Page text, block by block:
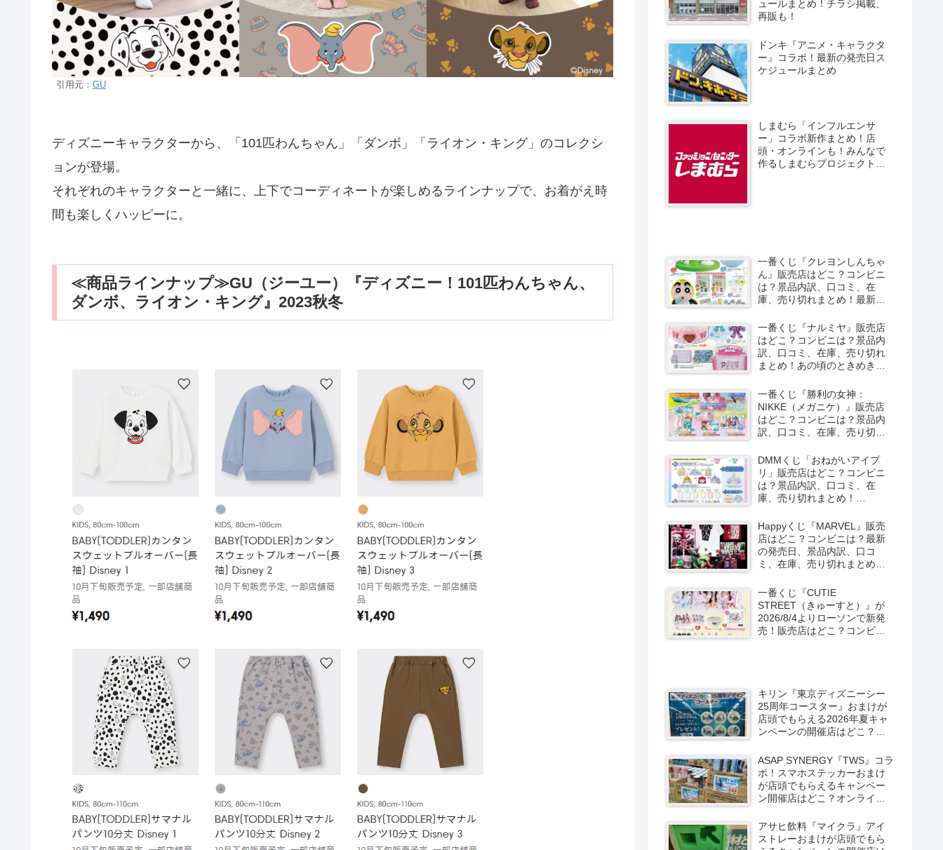
引用元： GU
ディズニーキャラクターから、「101匹わんちゃん」「ダンボ」「ライオン・キング」のコレクシ
ョンが登場。
それぞれのキャラクターと一緒に、上下でコーディネートが楽しめるラインナップで、お着がえ時
間も楽しくハッピーに。
≪商品ラインナップ≫GU（ジーユー）『ディズニー！101匹わんちゃん、
ダンボ、ライオン・キング』2023秋冬
ュールまとめ！チラシ掲載、
再販も！
ドンキ『アニメ・キャラクタ
ー』コラボ！最新の発売日ス
ケジュールまとめ
しまむら「インフルエンサ
ー」コラボ新作まとめ！店
頭・オンラインも！みんなで
作るしまむらプロジェクト！
一番くじ『クレヨンしんちゃ
ん』販売店はどこ？コンビニ
は？景品内訳、口コミ、在
庫、売り切れまとめ！最新は
2026/8/8より新発売！
一番くじ『ナルミヤ』販売店
はどこ？コンビニは？景品内
訳、口コミ、在庫、売り切れ
まとめ！あの頃のときめきメ
ミマで新発売！しまむら系列
のアベイルも！
一番くじ『勝利の女神：
NIKKE（メガニケ）』販売店
はどこ？コンビニは？景品内
訳、口コミ、在庫、売り切れ
CHAPTER8（第8弾）が
2026/8/8より新発売！
DMMくじ「おねがいアイプ
リ」販売店はどこ？コンビニ
は？景品内訳、口コミ、在
庫、売り切れまとめ！
新発売！
Happyくじ『MARVEL』販売
店はどこ？コンビニは？最新
の発売日、景品内訳、口コ
ミ、在庫、売り切れまとめ！
ニュー・デイが2026/8/7より
ローソン、ファミマなどで新
発売！
一番くじ『CUTIE
STREET（きゅーすと）』が
2026/8/4よりローソンで新発
売！販売店はどこ？コンビニ
キリン『東京ディズニーシー
25周年コースター』おまけが
店頭でもらえる2026年夏キャ
ンペーンの開催店はどこ？全6
ド、チップとデールなども！
ASAP SYNERGY『TWS』コラ
ボ！スマホステッカーおまけ
が店頭でもらえるキャンペー
ン開催店はどこ？オンライン
などで新発売！
アサヒ飲料『マイクラ』アイ
ストレーおまけが店頭でもら